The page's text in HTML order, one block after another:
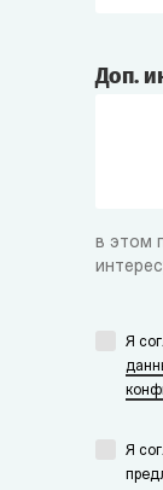
Доп.
в этом
Я
Я